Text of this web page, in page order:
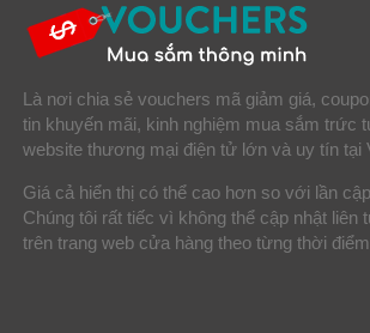
Là nơi chia sẻ vouchers mã giảm giá,
tin khuyến mãi, kinh nghiệm mua sắm trức
website thương mại điện tử lớn và uy tín tại
Giá cả hiển thị có thể cao hơn so với lần
Chúng tôi rất tiếc vì không thể cập nhật liên
trên trang web cửa hàng theo từng thời